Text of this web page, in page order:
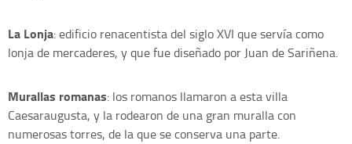
La Lonja: edificio renacentista del siglo XVI que servía como
lonja de mercaderes, y que fue diseñado por Juan de Sariñena.
Murallas romanas: los romanos llamaron a esta villa
Caesaraugusta, y la rodearon de una gran muralla con
numerosas torres, de la que se conserva una parte.